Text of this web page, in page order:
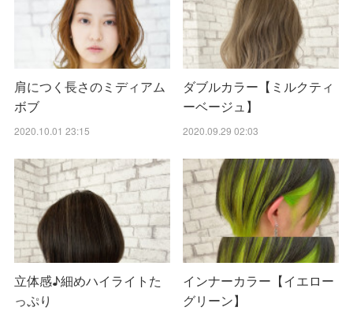
肩につく長さのミディアム
ボブ
2020.10.01 23:15
ダブルカラー【ミルクティ
ーベージュ】
2020.09.29 02:03
立体感♪細めハイライトた
っぷり
インナーカラー【イエロー
グリーン】